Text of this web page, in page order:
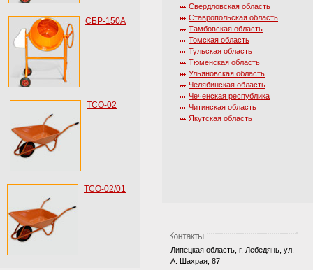
СБР-150А
ТСО-02
ТСО-02/01
Свердловская область
Ставропольская область
Тамбовская область
Томская область
Тульская область
Тюменская область
Ульяновская область
Челябинская область
Чеченская республика
Читинская область
Якутская область
Липецкая область, г. Лебедянь, ул.
А. Шахрая, 87